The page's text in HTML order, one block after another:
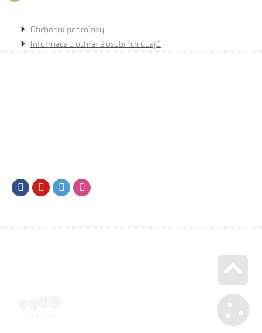
Obchodní podmínky
Informace o ochraně osobních údajů
FacebookYoutubeTwitter
Go